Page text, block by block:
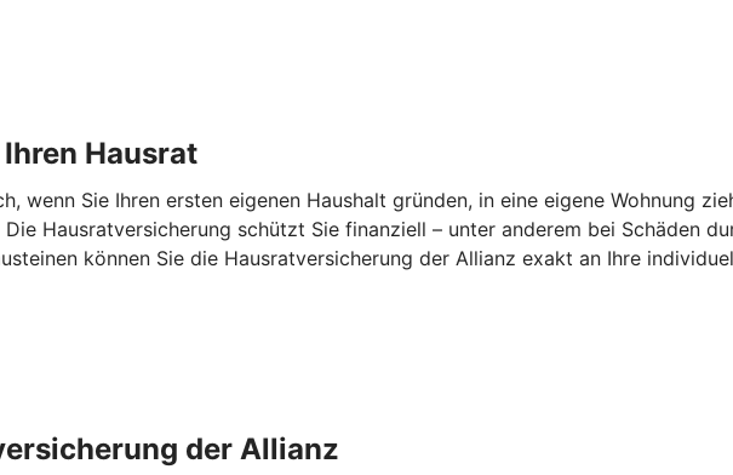
Hausrat
wenn Sie Ihren ersten eigenen Haushalt gründen, in eine eigene Wohnung
Hausratversicherung schützt Sie finanziell – unter anderem bei Schäden
können Sie die Hausratversicherung der Allianz exakt an Ihre
der Allianz